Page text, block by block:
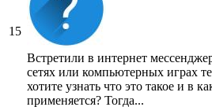
15
Встретили в интернет
сетях или компьютерных играх
хотите узнать что это такое и в
применяется? Тогда...